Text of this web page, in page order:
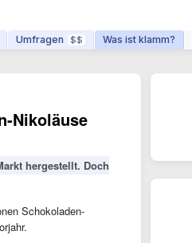
Umfragen $$ Was ist klamm?
Nikoläuse
hergestellt. Doch
Schokoladen-